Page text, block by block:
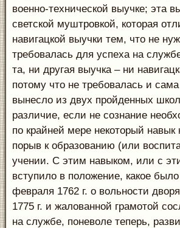
военно-технической выучке; эта
светской муштровкой, которая
навигацкой выучки тем, что не
требовалась для успеха на
та, ни другая выучка – ни
потому что не требовалась и
вынесло из двух пройденных
различие, если не сознание
по крайней мере некоторый
порыв к образованию (или
учении. С этим навыком, или с
вступило в положение, какое
февраля 1762 г. о вольности
1775 г. и жалованной грамотой
на службе, поневоле теперь,